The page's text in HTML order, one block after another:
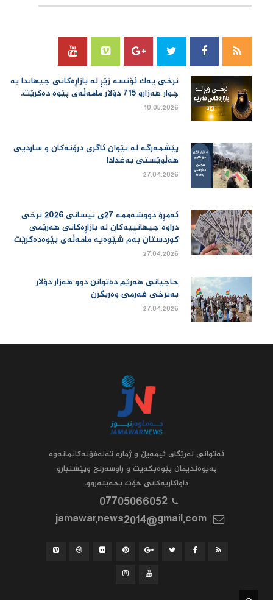
نرخی یەك ئۆنسە زێڕ لە بازاڕەكانی جیهاندا بە
چوار هەزارو 715 دۆلار مامەڵەی پێوە دەكرێت.
10.05.2026
پێشمەرگە لە نێوان ئاگری درۆنەکان و ساردیی
هەڵوێستی بەغدادا
27.04.2026
ئەمڕۆ دووشەممە 27ی نیسانی 2026 نرخی
دراوە جیهانییەكان لە بازاڕەكانی هەرێمی
كوردستان بەم شێوەیە مامەڵەی پێوەدەكرێت
27.04.2026
حاجیانی هەرێم دەتوانن دوو هەزار دۆلار
بەنرخی فەرمی وەربگرن
27.04.2026
ئه‌توانى له‌رێگاى ئیمه‌یڵ و ژماره‌ ته‌له‌فۆنه‌کانمانه‌وه‌
په‌یوه‌ندیمان پێوه‌بکه‌یت و راوسه‌رنج وپێشنیارو
داواکاریه‌کانى خۆت بخه‌یته‌روو.
07705066052
jamawar.news2014@gmail.com